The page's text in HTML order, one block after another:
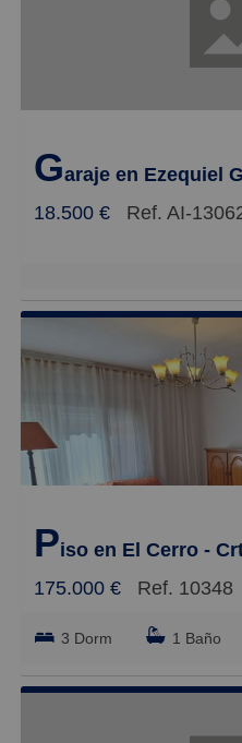
Garaje en Ezequiel
18.500 €
Ref. AI-
Piso en El Cerro -
175.000 €
Ref. 10348
3 Dorm 1 Baño